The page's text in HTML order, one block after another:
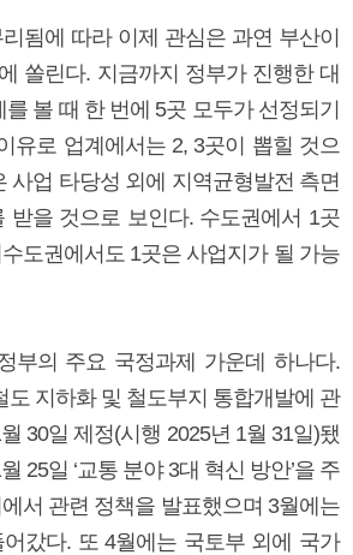
됨에 따라 이제 관심은 과연 부산이
쏠린다. 지금까지 정부가 진행한 대
볼 때 한 번에 5곳 모두가 선정되기
유로 업계에서는 2, 3곳이 뽑힐 것으
사업 타당성 외에 지역균형발전 측면
받을 것으로 보인다. 수도권에서 1곳
도권에서도 1곳은 사업지가 될 가능
부의 주요 국정과제 가운데 하나다.
도 지하화 및 철도부지 통합개발에 관
30일 제정(시행 2025년 1월 31일)됐
25일 ‘교통 분야 3대 혁신 방안’을 주
서 관련 정책을 발표했으며 3월에는
갔다. 또 4월에는 국토부 외에 국가